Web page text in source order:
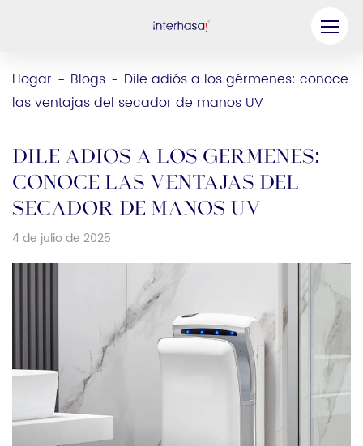
Hogar - Blogs - Dile adiós a los gérmenes: conoce
las ventajas del secador de manos UV
Dile adiós a los gérmenes:
conoce las ventajas del
secador de manos UV
4 de julio de 2025
Producto
Compañía
Sea nuestro socio
Solución
Recursos
Contáctenos